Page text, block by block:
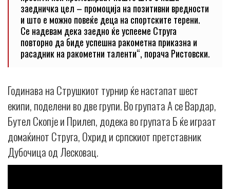
заедничка цел – промоција на позитивни вредности
и што е можно повеќе деца на спортските терени.
Се надевам дека заедно ќе успееме Струга
повторно да биде успешна ракометна приказна и
расадник на ракометни таленти“, порача Ристовски.
Годинава на Струшкиот турнир ќе настапат шест
екипи, поделени во две групи. Во групата А се Вардар,
Бутел Скопје и Прилеп, додека во групата Б ќе играат
домаќинот Струга, Охрид и српскиот претставник
Дубочица од Лесковац.